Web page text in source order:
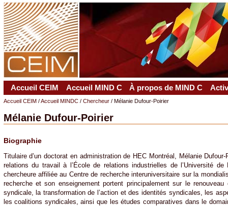
Accueil CEIM Accueil MIND C À propos de MIND C
Accueil CEIM/Accueil MINDC/ Chercheur/ Mélanie Dufour-Poirier
Mélanie Dufour-Poirier
Biographie
Titulaire d’un doctorat en administration de HEC Montréal, Mélanie
relations du travail à l’École de relations industrielles de l’Université
chercheure affiliée au Centre de recherche interuniversitaire sur la
recherche et son enseignement portent principalement sur le
syndicale, la transformation de l’action et des identités syndicales, les
les coalitions syndicales, ainsi que les études comparatives dans le